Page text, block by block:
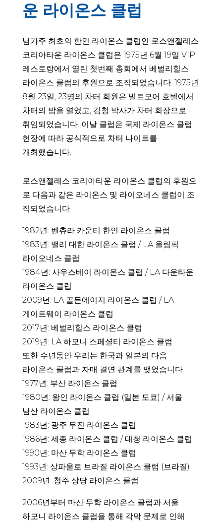
운 라이온스 클럽
남가주 최초의 한인 라이온스 클럽인 로스앤젤레스
코리아타운 라이온스 클럽은 1975년 6월 19일 VIP
레스토랑에서 열린 첫번째 총회에서 베벌리힐스
라이온스 클럽의 후원으로 조직되었습니다. 1975년
8월 23일, 23명의 차터 회원은 빌트모어 호텔에서
차터의 밤을 열었고, 김청 박사가 차터 회장으로
취임되었습니다. 이날 클럽은 국제 라이온스 클럽
헌장에 따라 공식적으로 차터 나이트를
개최했습니다.
로스앤젤레스 코리아타운 라이온스 클럽의 후원으
로 다음과 같은 라이온스 및 라이오네스 클럽이 조
직되었습니다.
1982년: 벤츄라 카운티 한인 라이온스 클럽
1983년: 밸리 대한 라이온스 클럽 / LA 올림픽
라이오네스 클럽
1984년: 사우스베이 라이온스 클럽 / LA 다운타운
라이온스 클럽
2009년: LA 골든에이지 라이온스 클럽 / LA
게이트웨이 라이온스 클럽
2017년: 베벌리힐스 라이온스 클럽
2019년: LA 하모니 스페셜티 라이온스 클럽
또한 수년동안 우리는 한국과 일본의 다음
라이온스 클럽과 자매 결연 관계를 맺었습니다.
1977년: 부산 라이온스 클럽
1980년: 왕인 라이온스 클럽 (일본 도쿄) / 서울
남산 라이온스 클럽
1983년: 광주 무진 라이온스 클럽
1986년: 세종 라이온스 클럽 / 대청 라이온스 클럽
1990년: 마산 무학 라이온스 클럽
1993년: 상파울로 브라질 라이온스 클럽 (브라질)
2009년: 청주 상당 라이온스 클럽
2006년부터 마산 무학 라이온스 클럽과 서울
하모니 라이온스 클럽을 통해 각막 문제로 인해